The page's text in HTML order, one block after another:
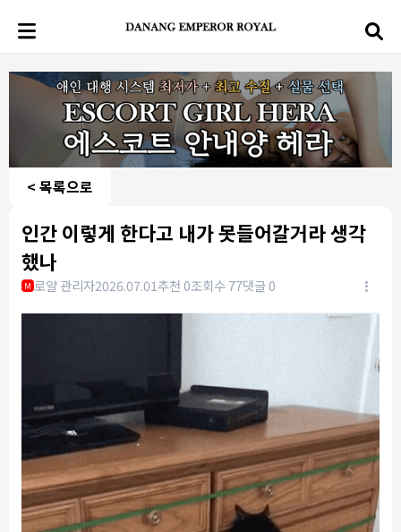
< 목록으로
인간 이렇게 한다고 내가 못들어갈거라 생각
했나
M 로얄 관리자2026.07.01추천 0조회수 77댓글 0